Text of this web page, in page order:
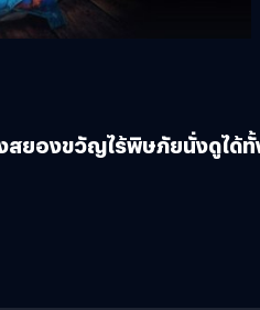
สยองขวัญไร้พิษภัยนั่งดูได้ทั้